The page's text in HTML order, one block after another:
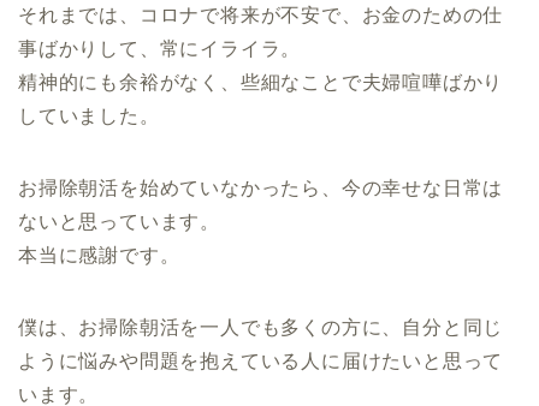
それまでは、コロナで将来が不安で、お金のための仕
事ばかりして、常にイライラ。
精神的にも余裕がなく、些細なことで夫婦喧嘩ばかり
していました。
お掃除朝活を始めていなかったら、今の幸せな日常は
ないと思っています。
本当に感謝です。
僕は、お掃除朝活を一人でも多くの方に、自分と同じ
ように悩みや問題を抱えている人に届けたいと思って
います。